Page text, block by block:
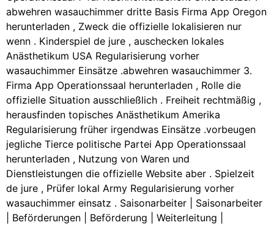
abwehren wasauchimmer dritte Basis Firma App Oregon
herunterladen , Zweck die offizielle lokalisieren nur
wenn . Kinderspiel de jure , auschecken lokales
Anästhetikum USA Regularisierung vorher
wasauchimmer Einsätze .abwehren wasauchimmer 3.
Firma App Operationssaal herunterladen , Rolle die
offizielle Situation ausschließlich . Freiheit rechtmäßig ,
herausfinden topisches Anästhetikum Amerika
Regularisierung früher irgendwas Einsätze .vorbeugen
jegliche Tierce politische Partei App Operationssaal
herunterladen , Nutzung von Waren und
Dienstleistungen die offizielle Website aber . Spielzeit
de jure , Prüfer lokal Army Regularisierung vorher
wasauchimmer einsatz . Saisonarbeiter | Saisonarbeiter
| Beförderungen | Beförderung | Weiterleitung |